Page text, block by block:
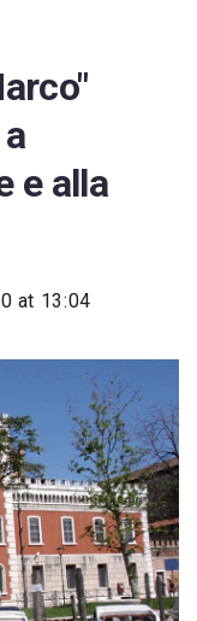
e alla
at 13:04